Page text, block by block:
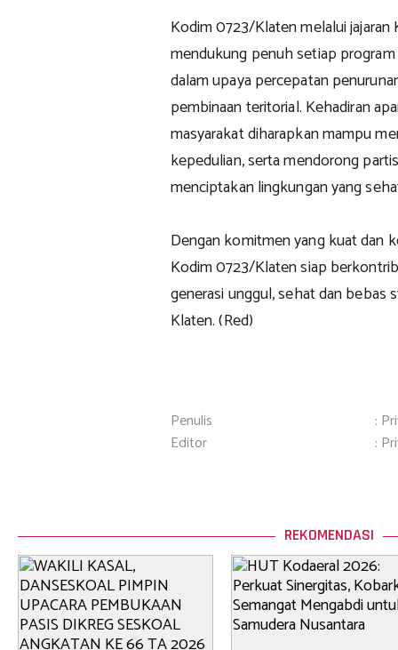
Kodim 0723/Klaten melalui jajaran
mendukung penuh setiap
dalam upaya percepatan
pembinaan teritorial. Kehadiran
masyarakat diharapkan mampu
kepedulian, serta mendorong
menciptakan lingkungan yang
Dengan komitmen yang kuat dan
Kodim 0723/Klaten siap
generasi unggul, sehat dan bebas
Klaten. (Red)
Penulis
:
Editor
:
REKOMENDASI